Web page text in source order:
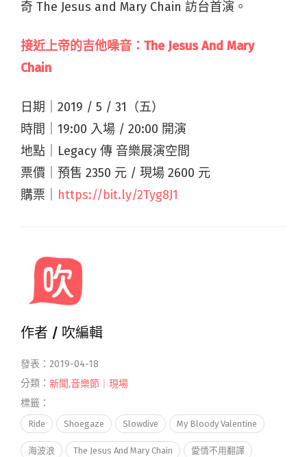
奇 The Jesus and Mary Chain 訪台首演。
接近上帝的吉他噪音：The Jesus And Mary
Chain
日期｜2019 / 5 / 31（五）
時間｜19:00 入場 / 20:00 開演
地點｜Legacy 傳 音樂展演空間
票價｜預售 2350 元 / 現場 2600 元
購票｜ https://bit.ly/2Tyg8J1
作者 / 吹編輯
發表：2019-04-18
分類： 新聞,音樂節｜現場
標籤：
Ride Shoegaze Slowdive My Bloody Valentine
海波浪 The Jesus And Mary Chain 愛情不用翻譯